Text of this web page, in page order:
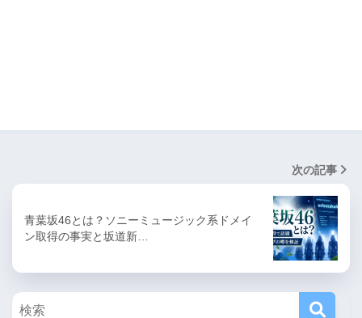
次の記事
青葉坂46とは？ソニーミュージック系ドメイ
ン取得の事実と坂道新…